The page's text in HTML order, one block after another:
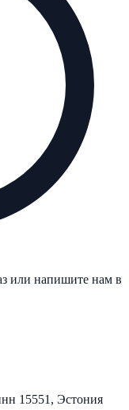
или напишите нам в
15551, Эстония